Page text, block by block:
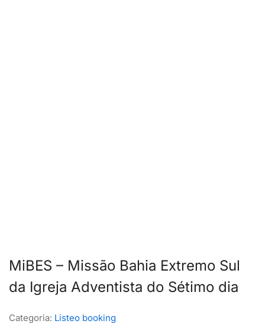
MiBES – Missão Bahia Extremo Sul
da Igreja Adventista do Sétimo dia
Categoria: Listeo booking